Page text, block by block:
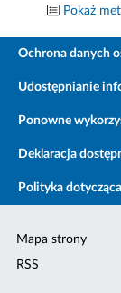
Pokaż
Ochrona danych
Udostępnianie
Ponowne
Deklaracja
Polityka
Mapa strony
RSS